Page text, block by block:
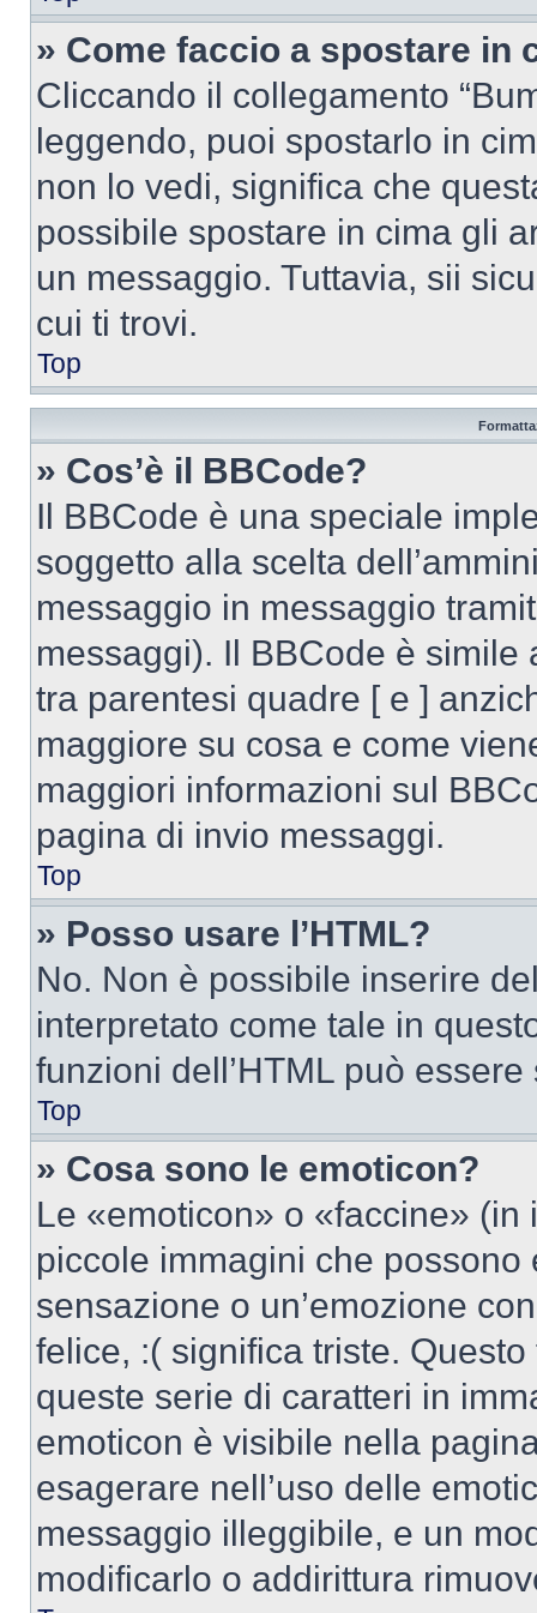
» Come faccio a spostare in
Cliccando il collegamento
leggendo, puoi spostarlo in
non lo vedi, significa che
possibile spostare in cima gli
un messaggio. Tuttavia, sii
cui ti trovi.
Top
» Cos’è il BBCode?
Il BBCode è una speciale
soggetto alla scelta
messaggio in messaggio
messaggi). Il BBCode è simile
tra parentesi quadre [ e ]
maggiore su cosa e come
maggiori informazioni sul
pagina di invio messaggi.
Top
» Posso usare l’HTML?
No. Non è possibile inserire
interpretato come tale in
funzioni dell’HTML può
Top
» Cosa sono le emoticon?
Le «emoticon» o «faccine»
piccole immagini che
sensazione o un’emozione
felice, :( significa triste.
queste serie di caratteri in
emoticon è visibile nella
esagerare nell’uso delle
messaggio illeggibile, e un
modificarlo o addirittura